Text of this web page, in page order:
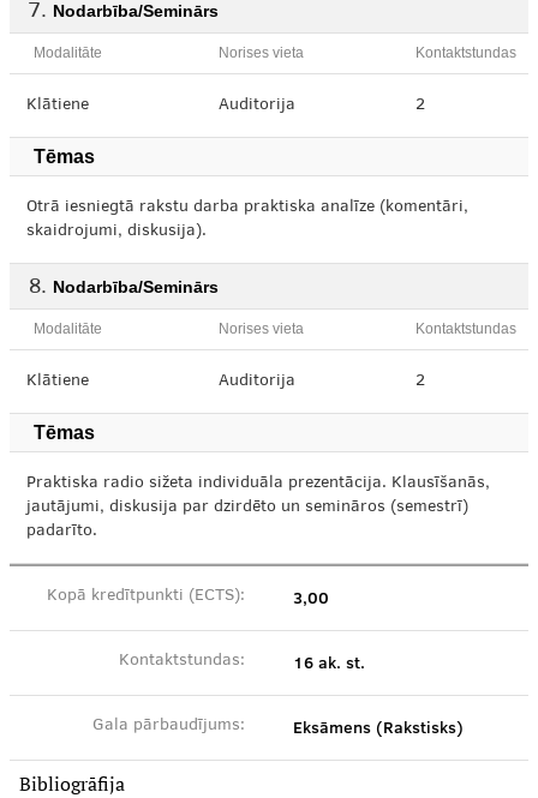
Nodarbība/Seminārs
Modalitāte Norises vieta Kontaktstundas
Klātiene Auditorija 2
Tēmas
Otrā iesniegtā rakstu darba praktiska analīze (komentāri,
skaidrojumi, diskusija).
Nodarbība/Seminārs
Modalitāte Norises vieta Kontaktstundas
Klātiene Auditorija 2
Tēmas
Praktiska radio sižeta individuāla prezentācija. Klausīšanās,
jautājumi, diskusija par dzirdēto un semināros (semestrī)
padarīto.
Kopā kredītpunkti (ECTS): 3,00
Kontaktstundas: 16 ak. st.
Gala pārbaudījums: Eksāmens (Rakstisks)
Bibliogrāfija